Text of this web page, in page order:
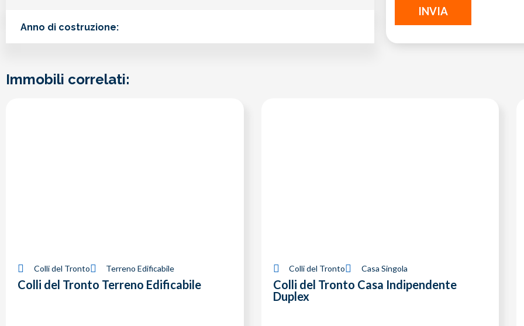
Anno di costruzione:
Immobili correlati:
Colli del Tronto Terreno Edificabile
Colli del Tronto Terreno Edificabile
Colli del Tronto Casa Singola
Colli del Tronto Casa Indipendente
Duplex